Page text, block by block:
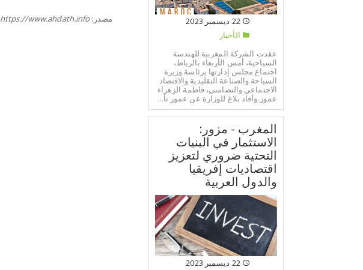
مصدر: https://www.ahdath.info
22 ديسمبر 2023
الأخبار
عقدت الشركة المغربية للهندسة
السياحية، أمس الأربعاء بالرباط،
اجتماع مجلس إدارتها برئاسة وزيرة
السياحة والصناعة التقليدية والاقتصاد
الاجتماعي والتضامني، فاطمة الزهراء
عمور.وأفاد بلاغ للوزارة عن عمور تأ...
المغرب - مزور:
الاستثمار في البنيات
التحتية ضروري لتعزيز
اقتصاديات إفريقيا
والدول العربية